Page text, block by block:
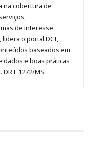
na cobertura de
de interesse
o portal DCI,
baseados em
dados e boas práticas
1272/MS